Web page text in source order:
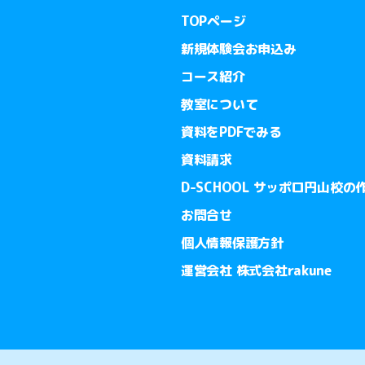
TOPページ
新規体験会お申込み
コース紹介
教室について
資料をPDFでみる
資料請求
D-SCHOOL サッポロ円山校の
お問合せ
個人情報保護方針
運営会社 株式会社rakune